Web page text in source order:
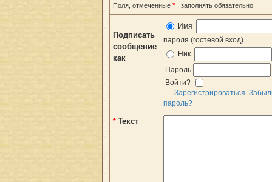
Поля, отмеченные * , заполнять обязательно
Подписать
сообщение
как
Имя
пароля (гостевой вход)
Ник
Пароль
Войти?
Зарегистрироваться
пароль?
* Текст